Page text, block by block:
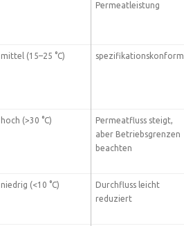
Permeatleistung
mittel (15–25 °C) spezifikationskonform
hoch (>30 °C)
Permeatfluss steigt,
aber Betriebsgrenzen
beachten
niedrig (<10 °C)
Durchfluss leicht
reduziert